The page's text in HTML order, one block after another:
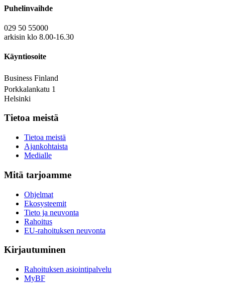
Puhelinvaihde
029 50 55000
arkisin klo 8.00-16.30
Käyntiosoite
Business Finland
Porkkalankatu 1
Helsinki
Tietoa meistä
Tietoa meistä
Ajankohtaista
Medialle
Mitä tarjoamme
Ohjelmat
Ekosysteemit
Tieto ja neuvonta
Rahoitus
EU-rahoituksen neuvonta
Kirjautuminen
Rahoituksen asiointipalvelu
MyBF